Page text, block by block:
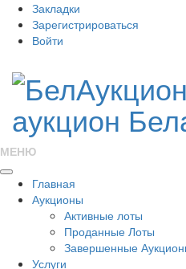
Закладки
Зарегистрироваться
Войти
МЕНЮ
Главная
Аукционы
Активные лоты
Проданные Лоты
Завершенные
Услуги